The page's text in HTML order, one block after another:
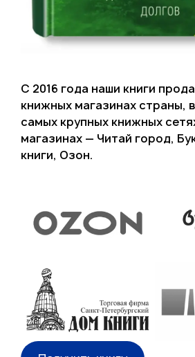
С 2016 года наши книги
книжных магазинах страны,
самых крупных книжных
магазинах — Читай город,
книги, Озон.